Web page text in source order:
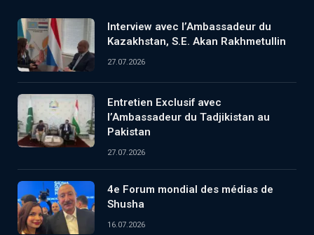
Interview avec l’Ambassadeur du
Kazakhstan, S.E. Akan Rakhmetullin
27.07.2026
Entretien Exclusif avec
l’Ambassadeur du Tadjikistan au
Pakistan
27.07.2026
4e Forum mondial des médias de
Shusha
16.07.2026